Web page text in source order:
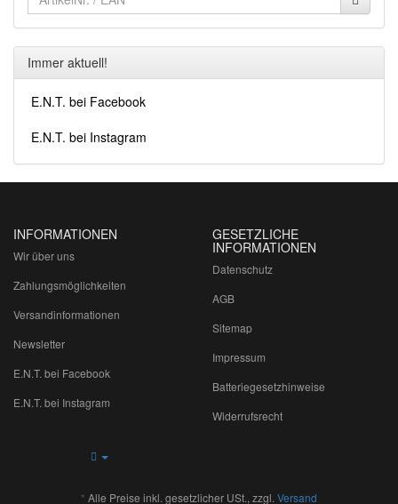
Immer aktuell!
E.N.T. bei Facebook
E.N.T. bei Instagram
INFORMATIONEN
Wir über uns
Zahlungsmöglichkeiten
Versandinformationen
Newsletter
E.N.T. bei Facebook
E.N.T. bei Instagram
GESETZLICHE
INFORMATIONEN
Datenschutz
AGB
Sitemap
Impressum
Batteriegesetzhinweise
Widerrufsrecht
* Alle Preise inkl. gesetzlicher USt., zzgl. Versand